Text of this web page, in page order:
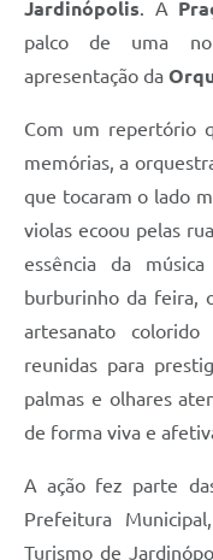
Jardinópolis. A
palco de uma
apresentação da
Com um repertório
memórias, a
que tocaram o lado
violas ecoou pelas
essência da
burburinho da feira,
artesanato
reunidas para
palmas e olhares
de forma viva e
A ação fez parte
Prefeitura
Turismo de